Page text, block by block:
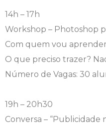
14h – 17h
Workshop – Photoshop
Com quem vou
O que preciso trazer?
Número de Vagas: 30
19h – 20h30
Conversa – “Publicidade